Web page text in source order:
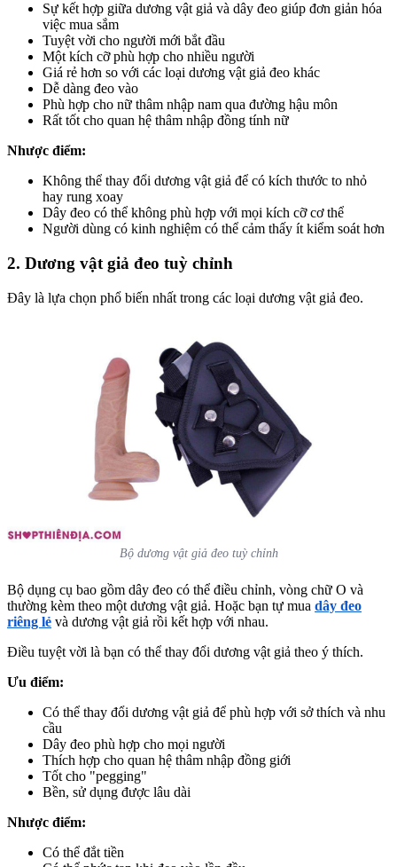
Sự kết hợp giữa dương vật giả và dây đeo giúp đơn giản hóa
việc mua sắm
Tuyệt vời cho người mới bắt đầu
Một kích cỡ phù hợp cho nhiều người
Giá rẻ hơn so với các loại dương vật giả đeo khác
Dễ dàng đeo vào
Phù hợp cho nữ thâm nhập nam qua đường hậu môn
Rất tốt cho quan hệ thâm nhập đồng tính nữ
Nhược điểm:
Không thể thay đổi dương vật giả để có kích thước to nhỏ
hay rung xoay
Dây đeo có thể không phù hợp với mọi kích cỡ cơ thể
Người dùng có kinh nghiệm có thể cảm thấy ít kiểm soát hơn
2. Dương vật giả đeo tuỳ chỉnh
Đây là lựa chọn phổ biến nhất trong các loại dương vật giả đeo.
Bộ dương vật giả đeo tuỳ chỉnh
Bộ dụng cụ bao gồm dây đeo có thể điều chỉnh, vòng chữ O và
thường kèm theo một dương vật giả. Hoặc bạn tự mua dây đeo
riêng lẻ và dương vật giả rồi kết hợp với nhau.
Điều tuyệt vời là bạn có thể thay đổi dương vật giả theo ý thích.
Ưu điểm:
Có thể thay đổi dương vật giả để phù hợp với sở thích và nhu
cầu
Dây đeo phù hợp cho mọi người
Thích hợp cho quan hệ thâm nhập đồng giới
Tốt cho "pegging"
Bền, sử dụng được lâu dài
Nhược điểm:
Có thể đắt tiền